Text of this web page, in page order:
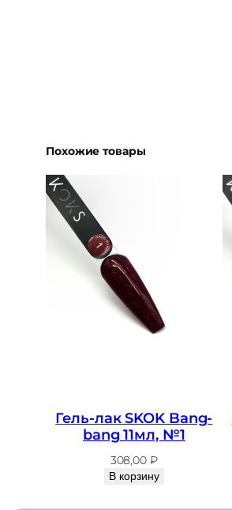
Похожие товары
Гель-лак SKOK Bang-
bang 11мл, №1
308,00 ₽
В корзину